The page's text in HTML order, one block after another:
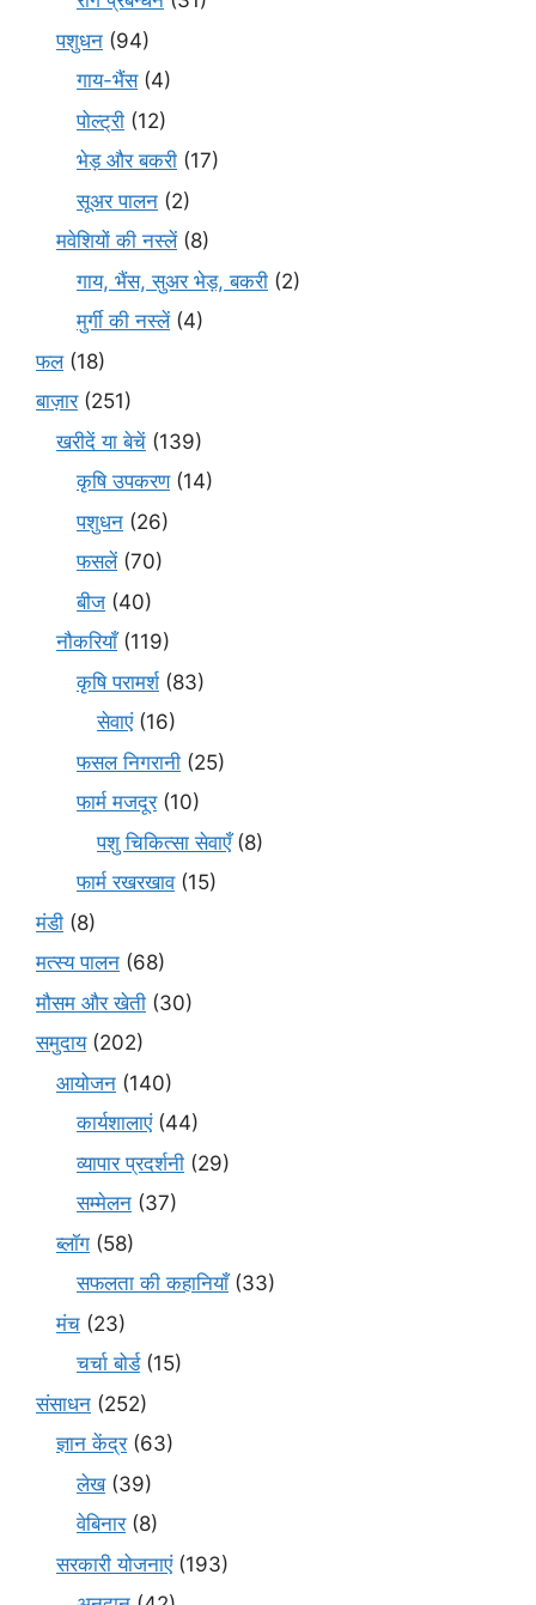
पशुधन (94)
गाय-भैंस(4)
पोल्ट्री (12)
भेड़ और बकरी (17)
सूअर पालन (2)
मवेशियों की नस्लें(8)
गाय, भैंस, सुअर भेड़, बकरी (2)
मुर्गी की नस्लें(4)
फल(18)
बाज़ार(251)
खरीदें या बेचें (139)
कृषि उपकरण(14)
पशुधन (26)
फसलें(70)
बीज (40)
नौकरियाँ(119)
कृषि परामर्श(83)
सेवाएं(16)
फसल निगरानी (25)
फार्म मजदूर(10)
पशु चिकित्सा सेवाएँ(8)
फार्म रखरखाव(15)
मंडी (8)
मत्स्य पालन (68)
मौसम और खेती (30)
समुदाय(202)
आयोजन (140)
कार्यशालाएं(44)
व्यापार प्रदर्शनी (29)
सम्मेलन (37)
ब्लॉग (58)
सफलता की कहानियाँ(33)
मंच (23)
चर्चा बोर्ड(15)
संसाधन (252)
ज्ञान केंद्र(63)
लेख(39)
वेबिनार(8)
सरकारी योजनाएं(193)